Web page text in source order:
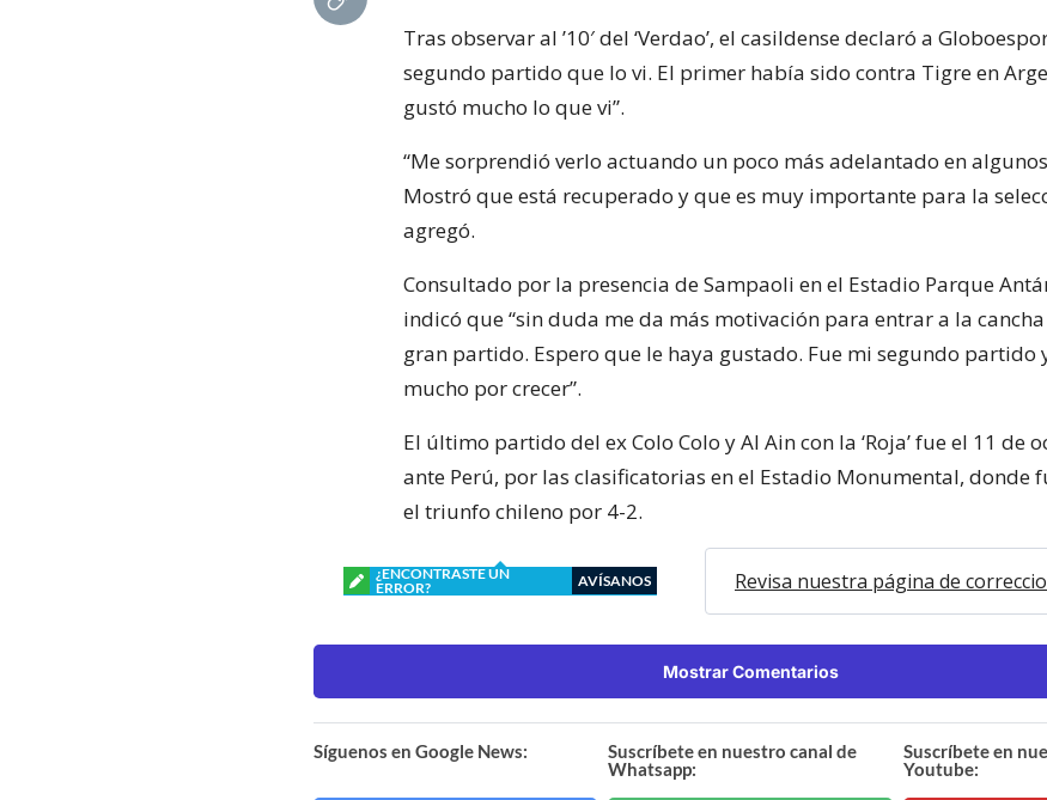
Tras observar al ’10′ del ‘Verdao’, el casildense declaró a
segundo partido que lo vi. El primer había sido contra Tigre en
gustó mucho lo que vi”.
“Me sorprendió verlo actuando un poco más adelantado en
Mostró que está recuperado y que es muy importante para la
agregó.
Consultado por la presencia de Sampaoli en el Estadio Parque
indicó que “sin duda me da más motivación para entrar a la
gran partido. Espero que le haya gustado. Fue mi segundo partido
mucho por crecer”.
El último partido del ex Colo Colo y Al Ain con la ‘Roja’ fue el 11 de
ante Perú, por las clasificatorias en el Estadio Monumental, donde
el triunfo chileno por 4-2.
¿ENCONTRASTE UN
ERROR?
AVÍSANOS Revisa nuestra página de
Mostrar Comentarios
Síguenos en Google News:
Suscríbete en nuestro canal de
Whatsapp:
Suscríbete en
Youtube: